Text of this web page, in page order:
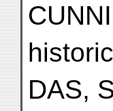
DAS,